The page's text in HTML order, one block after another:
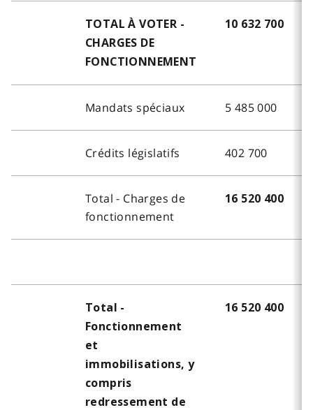
TOTAL À VOTER -
CHARGES DE
FONCTIONNEMENT
10 632 700
Mandats spéciaux 5 485 000
Crédits législatifs 402 700
Total - Charges de
fonctionnement
16 520 400
Total -
Fonctionnement
et
immobilisations, y
compris
redressement de
16 520 400